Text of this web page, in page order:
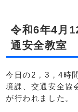
令和6年4月
通安全教室
今日の2，3，4時
境課、交通安全協
が行われました。